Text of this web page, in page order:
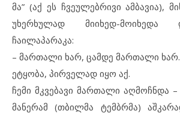
მა” (აქ ეს ჩვეულებრივი ამბავია),
უხერხულად მიიხედ-
ჩაილაპარაკა:
– მართალი ხარ, ცამდე მართალი
ეტყობა, პირველად იყო აქ.
ჩემი მკვებავი მართალი აღმოჩნდა
მანერამ (თბილმა ტემბრმა)